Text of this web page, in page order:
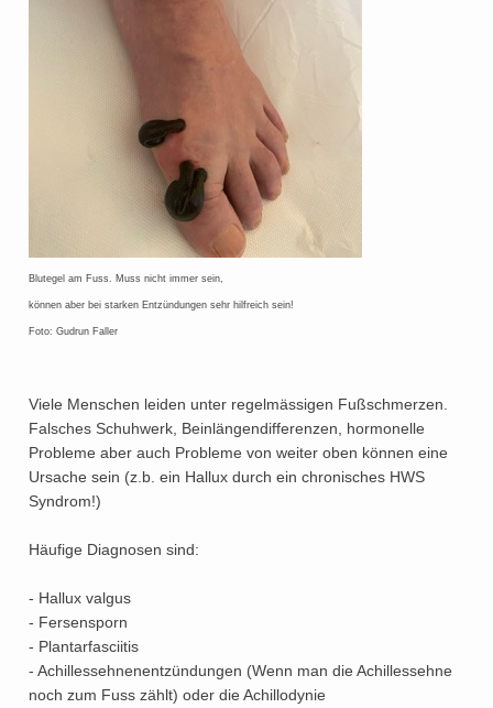
Blutegel am Fuss. Muss nicht immer sein,
können aber bei starken Entzündungen sehr hilfreich sein!
Foto: Gudrun Faller
Viele Menschen leiden unter regelmässigen Fußschmerzen.
Falsches Schuhwerk, Beinlängendifferenzen, hormonelle
Probleme aber auch Probleme von weiter oben können eine
Ursache sein (z.b. ein Hallux durch ein chronisches HWS
Syndrom!)
Häufige Diagnosen sind:
- Hallux valgus
- Fersensporn
- Plantarfasciitis
- Achillessehnenentzündungen (Wenn man die Achillessehne
noch zum Fuss zählt) oder die Achillodynie